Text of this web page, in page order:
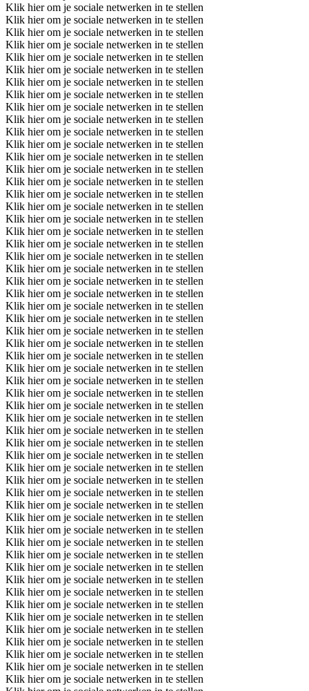
Klik hier om je sociale netwerken in te stellen
Klik hier om je sociale netwerken in te stellen
Klik hier om je sociale netwerken in te stellen
Klik hier om je sociale netwerken in te stellen
Klik hier om je sociale netwerken in te stellen
Klik hier om je sociale netwerken in te stellen
Klik hier om je sociale netwerken in te stellen
Klik hier om je sociale netwerken in te stellen
Klik hier om je sociale netwerken in te stellen
Klik hier om je sociale netwerken in te stellen
Klik hier om je sociale netwerken in te stellen
Klik hier om je sociale netwerken in te stellen
Klik hier om je sociale netwerken in te stellen
Klik hier om je sociale netwerken in te stellen
Klik hier om je sociale netwerken in te stellen
Klik hier om je sociale netwerken in te stellen
Klik hier om je sociale netwerken in te stellen
Klik hier om je sociale netwerken in te stellen
Klik hier om je sociale netwerken in te stellen
Klik hier om je sociale netwerken in te stellen
Klik hier om je sociale netwerken in te stellen
Klik hier om je sociale netwerken in te stellen
Klik hier om je sociale netwerken in te stellen
Klik hier om je sociale netwerken in te stellen
Klik hier om je sociale netwerken in te stellen
Klik hier om je sociale netwerken in te stellen
Klik hier om je sociale netwerken in te stellen
Klik hier om je sociale netwerken in te stellen
Klik hier om je sociale netwerken in te stellen
Klik hier om je sociale netwerken in te stellen
Klik hier om je sociale netwerken in te stellen
Klik hier om je sociale netwerken in te stellen
Klik hier om je sociale netwerken in te stellen
Klik hier om je sociale netwerken in te stellen
Klik hier om je sociale netwerken in te stellen
Klik hier om je sociale netwerken in te stellen
Klik hier om je sociale netwerken in te stellen
Klik hier om je sociale netwerken in te stellen
Klik hier om je sociale netwerken in te stellen
Klik hier om je sociale netwerken in te stellen
Klik hier om je sociale netwerken in te stellen
Klik hier om je sociale netwerken in te stellen
Klik hier om je sociale netwerken in te stellen
Klik hier om je sociale netwerken in te stellen
Klik hier om je sociale netwerken in te stellen
Klik hier om je sociale netwerken in te stellen
Klik hier om je sociale netwerken in te stellen
Klik hier om je sociale netwerken in te stellen
Klik hier om je sociale netwerken in te stellen
Klik hier om je sociale netwerken in te stellen
Klik hier om je sociale netwerken in te stellen
Klik hier om je sociale netwerken in te stellen
Klik hier om je sociale netwerken in te stellen
Klik hier om je sociale netwerken in te stellen
Klik hier om je sociale netwerken in te stellen